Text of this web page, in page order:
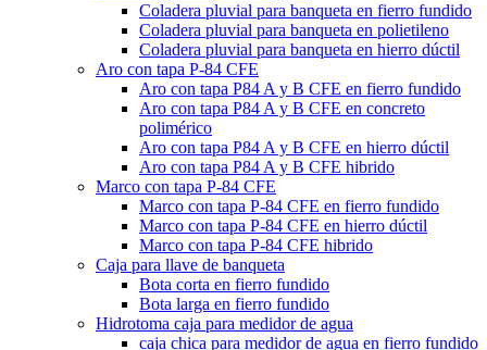
Coladera pluvial para banqueta en fierro fundido
Coladera pluvial para banqueta en polietileno
Coladera pluvial para banqueta en hierro dúctil
Aro con tapa P-84 CFE
Aro con tapa P84 A y B CFE en fierro fundido
Aro con tapa P84 A y B CFE en concreto
polimérico
Aro con tapa P84 A y B CFE en hierro dúctil
Aro con tapa P84 A y B CFE hibrido
Marco con tapa P-84 CFE
Marco con tapa P-84 CFE en fierro fundido
Marco con tapa P-84 CFE en hierro dúctil
Marco con tapa P-84 CFE hibrido
Caja para llave de banqueta
Bota corta en fierro fundido
Bota larga en fierro fundido
Hidrotoma caja para medidor de agua
caja chica para medidor de agua en fierro fundido